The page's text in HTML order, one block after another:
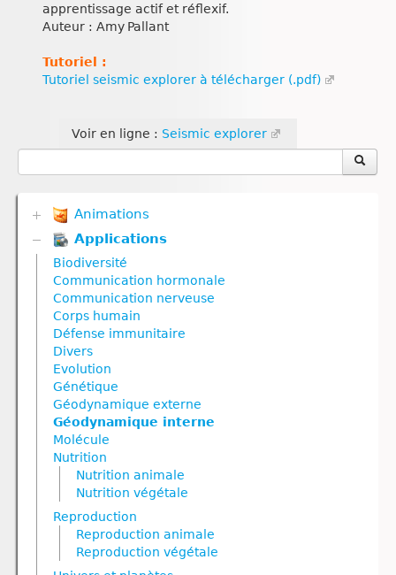
apprentissage actif et réflexif.
Auteur : Amy Pallant
Tutoriel :
Tutoriel seismic explorer à télécharger (.pdf)
Voir en ligne : Seismic explorer
Animations
Biodiversité
Communication hormonale
Communication nerveuse
Corps humain
Défense immunitaire
Divers
Génétique
Géodynamique externe
Géodynamique interne
Nutrition
Nutrition animale
Nutrition végétale
Reproduction
Reproduction animale
Reproduction végétale
Ressources naturelles et pollution
Applications
Biodiversité
Communication hormonale
Communication nerveuse
Corps humain
Défense immunitaire
Divers
Evolution
Génétique
Géodynamique externe
Géodynamique interne
Molécule
Nutrition
Nutrition animale
Nutrition végétale
Reproduction
Reproduction animale
Reproduction végétale